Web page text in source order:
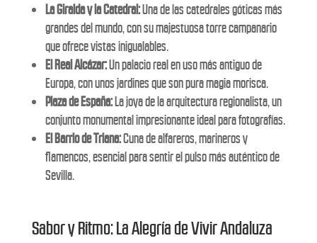
La Giralda y la Catedral:Una de las catedrales góticas más
grandes del mundo, con su majestuosa torre campanario
que ofrece vistas inigualables.
El Real Alcázar:Un palacio real en uso más antiguo de
Europa, con unos jardines que son pura magia morisca.
Plaza de España:La joya de la arquitectura regionalista, un
conjunto monumental impresionante ideal para fotografías.
El Barrio de Triana:Cuna de alfareros, marineros y
flamencos, esencial para sentir el pulso más auténtico de
Sevilla.
Sabor y Ritmo: La Alegría de Vivir Andaluza